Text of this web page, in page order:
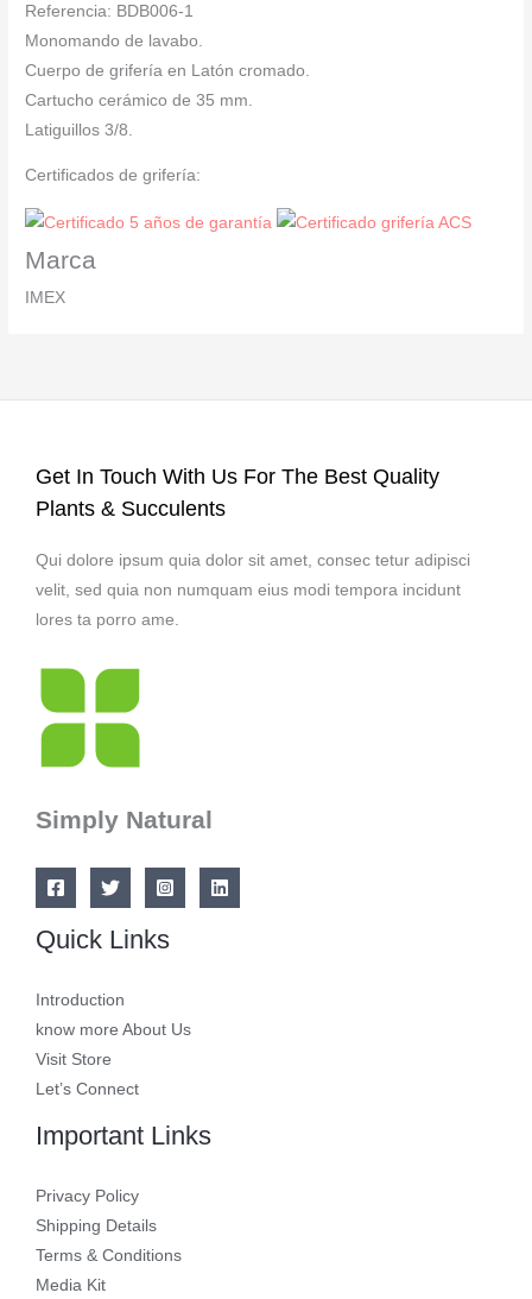
Referencia: BDB006-1
Monomando de lavabo.
Cuerpo de grifería en Latón cromado.
Cartucho cerámico de 35 mm.
Latiguillos 3/8.
Certificados de grifería:
Marca
IMEX
Get In Touch With Us For The Best Quality
Plants & Succulents
Qui dolore ipsum quia dolor sit amet, consec tetur adipisci
velit, sed quia non numquam eius modi tempora incidunt
lores ta porro ame.
Simply Natural
Quick Links
Introduction
know more About Us
Visit Store
Let’s Connect
Important Links
Privacy Policy
Shipping Details
Terms & Conditions
Media Kit